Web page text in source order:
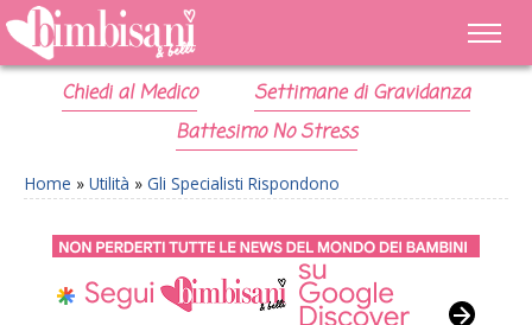
Chiedi al Medico
Settimane di Gravidanza
Battesimo No Stress
Home » Utilità » Gli Specialisti Rispondono